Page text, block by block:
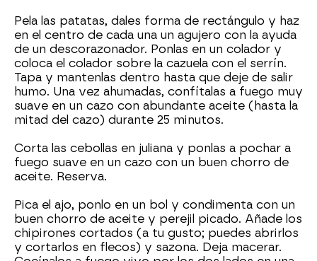
Pela las patatas, dales forma de rectángulo y haz
en el centro de cada una un agujero con la ayuda
de un descorazonador. Ponlas en un colador y
coloca el colador sobre la cazuela con el serrín.
Tapa y mantenlas dentro hasta que deje de salir
humo. Una vez ahumadas, confítalas a fuego muy
suave en un cazo con abundante aceite (hasta la
mitad del cazo) durante 25 minutos.
Corta las cebollas en juliana y ponlas a pochar a
fuego suave en un cazo con un buen chorro de
aceite. Reserva.
Pica el ajo, ponlo en un bol y condimenta con un
buen chorro de aceite y perejil picado. Añade los
chipirones cortados (a tu gusto; puedes abrirlos
y cortarlos en flecos) y sazona. Deja macerar.